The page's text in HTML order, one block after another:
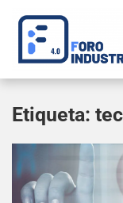
Etiqueta: